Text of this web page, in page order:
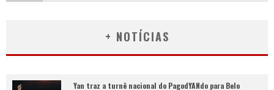
+ NOTÍCIAS
Yan traz a turnê nacional do PagodYANdo para Belo